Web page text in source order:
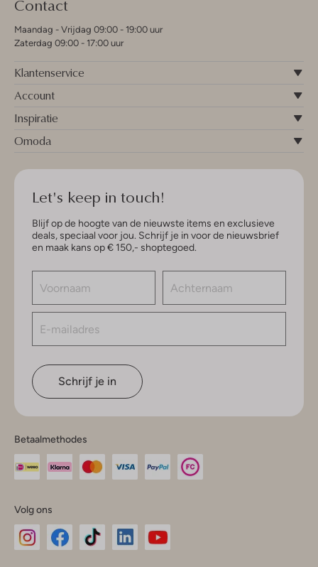
Contact
Maandag - Vrijdag 09:00 - 19:00 uur
Zaterdag 09:00 - 17:00 uur
Klantenservice
Account
Inspiratie
Omoda
Let's keep in touch!
Blijf op de hoogte van de nieuwste items en exclusieve
deals, speciaal voor jou. Schrijf je in voor de nieuwsbrief
en maak kans op € 150,- shoptegoed.
Schrijf je in
Betaalmethodes
Volg ons